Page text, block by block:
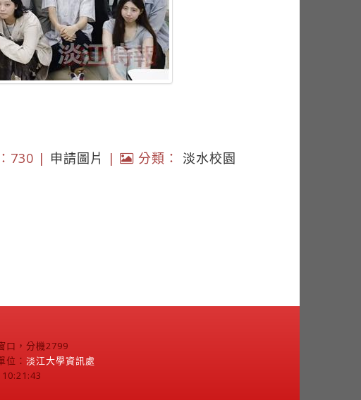
730 | 申請圖片 | 分類： 淡水校園
口，分機2799
位： 淡江大學資訊處